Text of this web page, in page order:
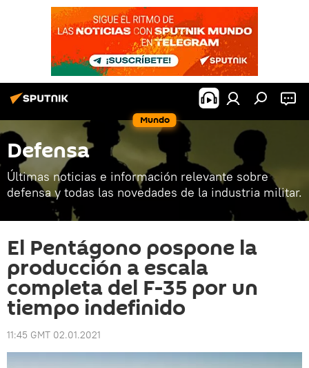
Mundo
Defensa
Últimas noticias e información relevante sobre
defensa y todas las novedades de la industria militar.
El Pentágono pospone la
producción a escala
completa del F-35 por un
tiempo indefinido
11:45 GMT 02.01.2021